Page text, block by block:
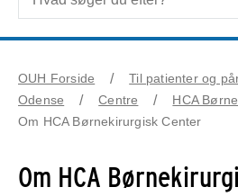
OUH Forside
Til patienter og
Odense
Centre
HCA
Om HCA Børnekirurgisk Center
Om HCA